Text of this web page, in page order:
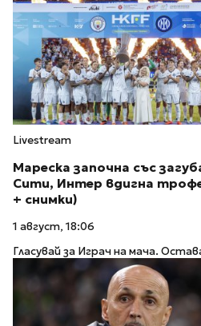
Livestream
Мареска започна със
Сити, Интер вдигна
+ снимки)
1 август, 18:06
Гласувай за Играч на мача.